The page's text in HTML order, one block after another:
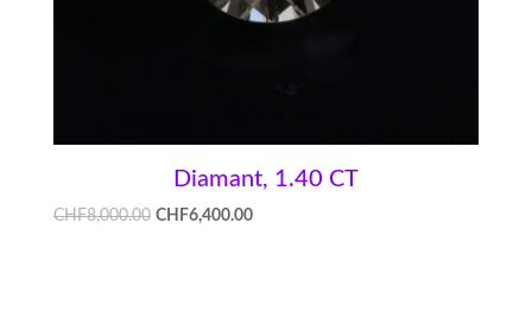
Diamant, 1.40 CT
CHF8,000.00 CHF6,400.00